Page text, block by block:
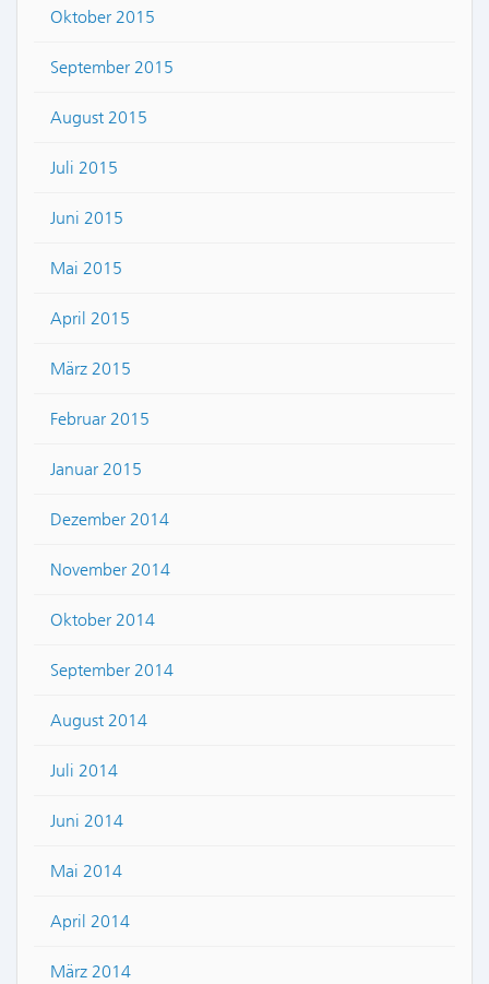
Oktober 2015
September 2015
August 2015
Juli 2015
Juni 2015
Mai 2015
April 2015
März 2015
Februar 2015
Januar 2015
Dezember 2014
November 2014
Oktober 2014
September 2014
August 2014
Juli 2014
Juni 2014
Mai 2014
April 2014
März 2014